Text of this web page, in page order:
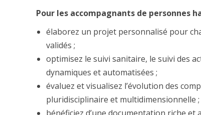
Pour les accompagnants de personnes
élaborez un projet personnalisé pour
validés ;
optimisez le suivi sanitaire, le suivi des
dynamiques et automatisées ;
évaluez et visualisez l’évolution des
pluridisciplinaire et multidimensionnelle ;
bénéficiez d’une documentation riche